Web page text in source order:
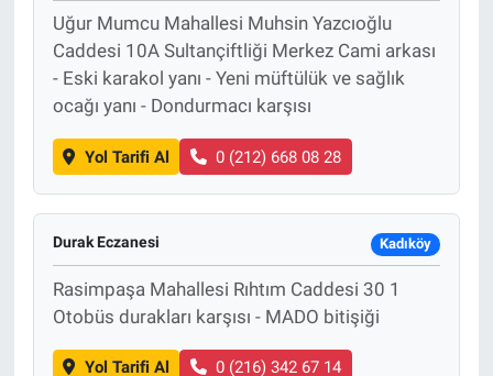
Uğur Mumcu Mahallesi Muhsin Yazcıoğlu
Caddesi 10A Sultançiftliği Merkez Cami arkası
- Eski karakol yanı - Yeni müftülük ve sağlık
ocağı yanı - Dondurmacı karşısı
Yol Tarifi Al 0 (212) 668 08 28
Durak Eczanesi Kadıköy
Rasimpaşa Mahallesi Rıhtım Caddesi 30 1
Otobüs durakları karşısı - MADO bitişiği
Yol Tarifi Al 0 (216) 342 67 14